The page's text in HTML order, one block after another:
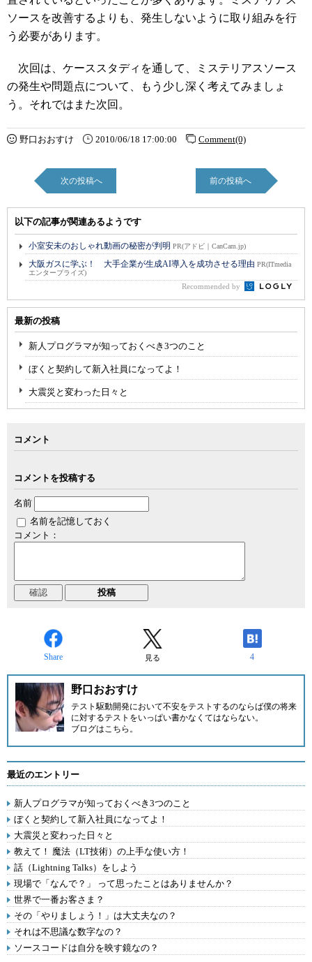
ソースを改善するよりも、発生しないように取り組みを行
う必要があります。
次回は、ケーススタディを通して、ミステリアスソース
の発生や問題点について、もう少し深く考えてみましょ
う。それではまた次回。
野口おおすけ 2010/06/18 17:00:00 Comment(0)
次の投稿へ 前の投稿へ
以下の記事が関連あるようです
小室安未のおしゃれ動画の秘密が判明 PR(アドビ｜CanCam.jp)
大阪ガスに学ぶ！ 大手企業が生成AI導入を成功させる理由 PR(ITmedia
エンタープライズ)
Recommended by
最新の投稿
新人プログラマが知っておくべき3つのこと
ぼくと契約して新入社員になってよ！
大震災と変わった日々と
コメント
コメントを投稿する
名前
名前を記憶しておく
コメント：
Share 見る 4
野口おおすけ
テスト駆動開発において不安をテストするのならば僕の将来
に対するテストをいっぱい書かなくてはならない。
ブログはこちら 。
最近のエントリー
新人プログラマが知っておくべき3つのこと
ぼくと契約して新入社員になってよ！
大震災と変わった日々と
教えて！ 魔法（LT技術）の上手な使い方！
話（Lightning Talks）をしよう
現場で「なんで？」 って思ったことはありませんか？
世界で一番お客さま？
その「やりましょう！」は大丈夫なの？
それは不思議な数字なの？
ソースコードは自分を映す鏡なの？